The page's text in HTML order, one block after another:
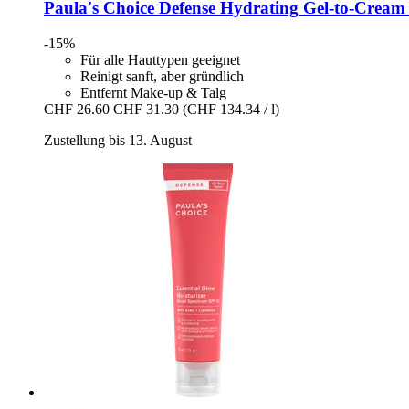
Paula's Choice Defense Hydrating Gel-​to-​Cream
-15%
Für alle Hauttypen geeignet
Reinigt sanft, aber gründlich
Entfernt Make-up & Talg
CHF 26.60 CHF 31.30 (CHF 134.34 / l)
Zustellung bis 13. August